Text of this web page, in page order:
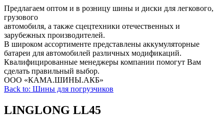
Предлагаем оптом и в розницу шины и диски для легкового,
грузового
автомобиля, а также сцецтехники отечественных и
зарубежных производителей.
В широком ассортименте представлены аккумуляторные
батареи для автомобилей различных модификаций.
Квалифицированные менеджеры компании помогут Вам
сделать правильный выбор.
ООО «КАМА.ШИНЫ.АКБ»
Back to: Шины для погрузчиков
LINGLONG LL45